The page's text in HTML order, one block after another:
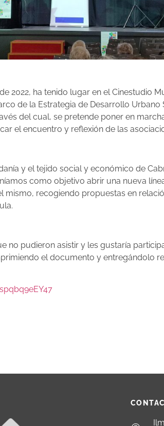
2022, ha tenido lugar en el Cinestudio
de la Estrategia de Desarrollo
del cual, se pretende poner en
el encuentro y reflexión de las
y el tejido social y económico de
como objetivo abrir una nueva
mismo, recogiendo propuestas en
no pudieron asistir y les gustaría
el documento y entregándolo